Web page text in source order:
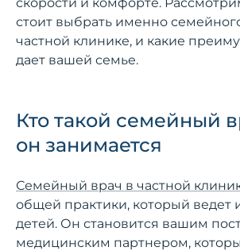
стоит выбрать именно
частной клинике, и какие
дает вашей семье.
Кто такой семейный
он занимается
Семейный врач в частной
общей практики, который ведет
детей. Он становится вашим
медицинским партнером,